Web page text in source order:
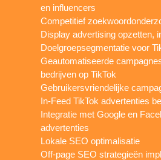
en influencers
Competitief
Display advertising opzetten,
Doelgroepsegmentatie voor
Geautomatiseerde
bedrijven op TikTok
Gebruikersvriendelijke
In-Feed TikTok advertenties
Integratie met Google en
advertenties
Lokale SEO optimalisatie
Off-page SEO strategieën